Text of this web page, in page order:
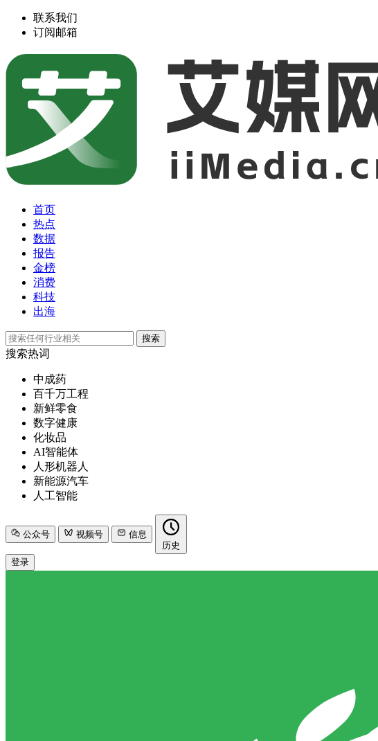
联系我们
订阅邮箱
首页
热点
数据
报告
金榜
消费
科技
出海
搜索
搜索热词
中成药
百千万工程
新鲜零食
数字健康
化妆品
AI智能体
人形机器人
新能源汽车
人工智能
公众号 视频号
信息
历史
登录